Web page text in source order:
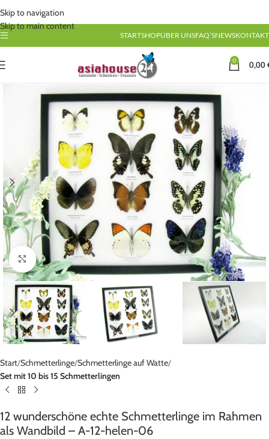
Skip to navigation
Skip to main content
STARTSHOPÜBER UNSFAQ’SNEWSKONTAKT
0 0,00
Click to enlarge
Start Schmetterlinge Schmetterlinge auf Watte
Set mit 10 bis 15 Schmetterlingen
12 wunderschöne echte Schmetterlinge im Rahmen
als Wandbild – A-12-helen-06